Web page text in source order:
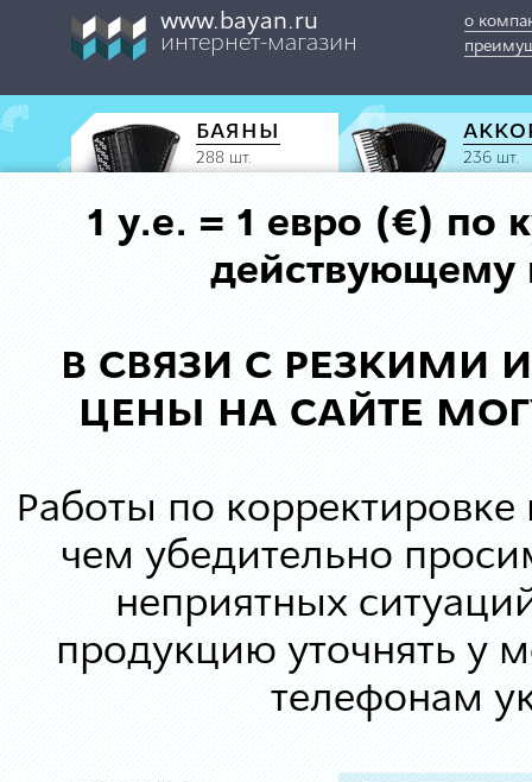
www.bayan.ru
интернет-магазин
о
БАЯНЫ
288 шт. 236 шт.
1 у.е. = 1 евро (€) по
действующему
В СВЯЗИ С РЕЗКИМИ
ЦЕНЫ НА САЙТЕ
Работы по корректировке
чем убедительно
неприятных
продукцию уточнять у
телефонам